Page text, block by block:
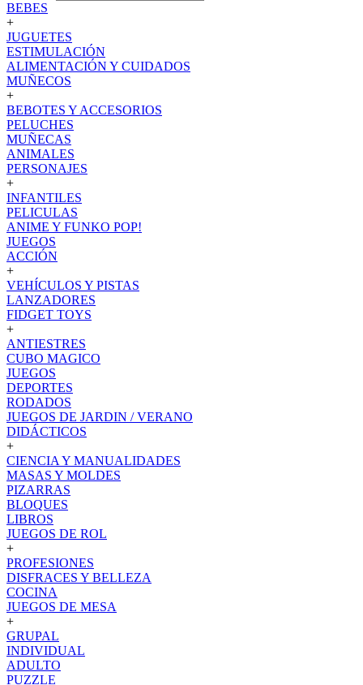
BEBES
+
JUGUETES
ESTIMULACIÓN
ALIMENTACIÓN Y CUIDADOS
MUÑECOS
+
BEBOTES Y ACCESORIOS
PELUCHES
MUÑECAS
ANIMALES
PERSONAJES
+
INFANTILES
PELICULAS
ANIME Y FUNKO POP!
JUEGOS
ACCIÓN
+
VEHÍCULOS Y PISTAS
LANZADORES
FIDGET TOYS
+
ANTIESTRES
CUBO MAGICO
JUEGOS
DEPORTES
RODADOS
JUEGOS DE JARDIN / VERANO
DIDÁCTICOS
+
CIENCIA Y MANUALIDADES
MASAS Y MOLDES
PIZARRAS
BLOQUES
LIBROS
JUEGOS DE ROL
+
PROFESIONES
DISFRACES Y BELLEZA
COCINA
JUEGOS DE MESA
+
GRUPAL
INDIVIDUAL
ADULTO
PUZZLE